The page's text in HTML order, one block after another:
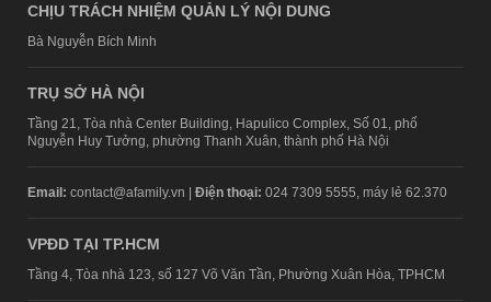
CHỊU TRÁCH NHIỆM QUẢN LÝ NỘI DUNG
Bà Nguyễn Bích Minh
TRỤ SỞ HÀ NỘI
Tầng 21, Tòa nhà Center Building, Hapulico Complex, Số 01, phố
Nguyễn Huy Tưởng, phường Thanh Xuân, thành phố Hà Nội
Email: contact@afamily.vn | Điện thoại: 024 7309 5555, máy lẻ 62.370
VPĐD TẠI TP.HCM
Tầng 4, Tòa nhà 123, số 127 Võ Văn Tần, Phường Xuân Hòa, TPHCM